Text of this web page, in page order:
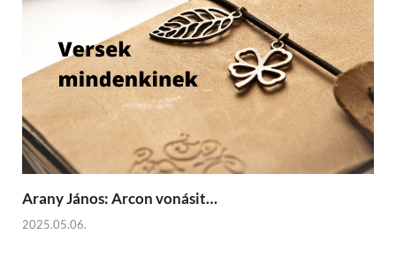
Arany János: Arcon vonásit…
2025.05.06.